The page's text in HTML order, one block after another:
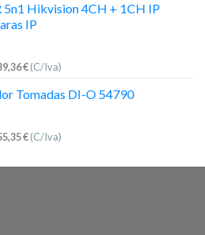
5n1 Hikvision 4CH + 1CH IP
IP
€(C/Iva)
Tomadas DI-O 54790
€(C/Iva)